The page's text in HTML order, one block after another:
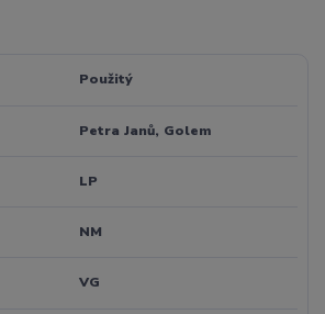
Použitý
Petra Janů, Golem
LP
NM
VG